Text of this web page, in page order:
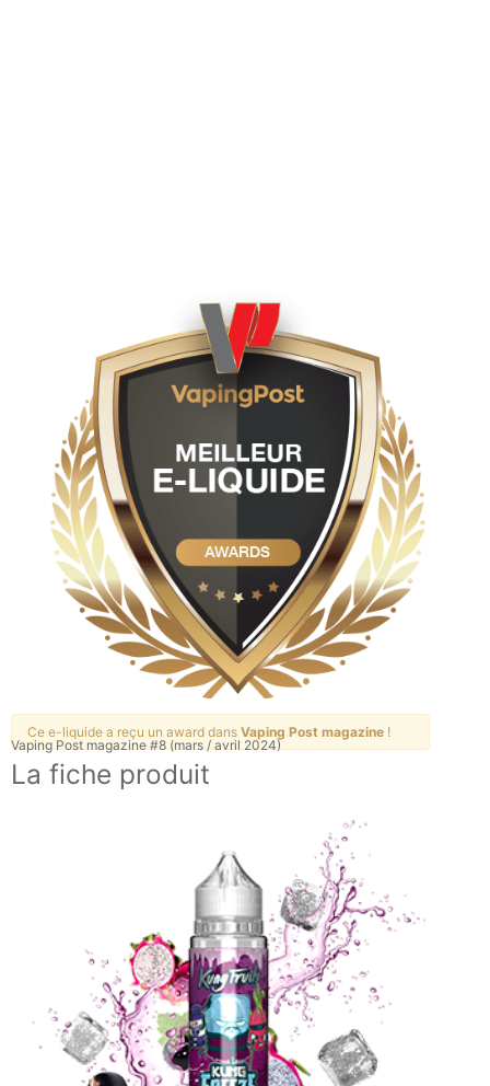
Ce e-liquide a reçu un award dans Vaping Post magazine !
Vaping Post magazine #8 (mars / avril 2024)
La fiche produit